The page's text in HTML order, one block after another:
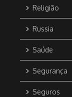
Religião
Russia
Saúde
Segurança
Seguros